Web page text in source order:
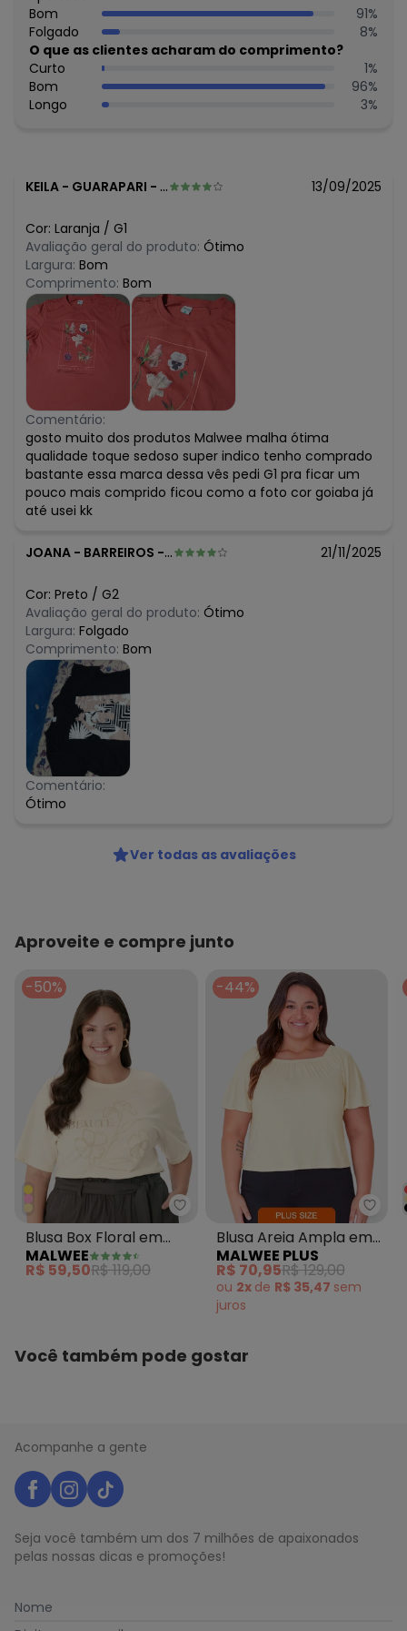
maio/2026 N/D*
abril/2026 N/D*
março/2026
fevereiro/2026 N/D*
Bom
91%
Folgado
8%
O que as clientes acharam do comprimento?
Curto
1%
Bom
96%
Longo
3%
KEILA - GUARAPARI - ES 13/09/2025
Cor: Laranja / G1
Avaliação geral do produto: Ótimo
Largura: Bom
Comprimento: Bom
Comentário:
gosto muito dos produtos Malwee malha ótima
qualidade toque sedoso super indico tenho comprado
bastante essa marca dessa vês pedi G1 pra ficar um
pouco mais comprido ficou como a foto cor goiaba já
até usei kk
JOANA - BARREIROS - PE 21/11/2025
Cor: Preto / G2
Avaliação geral do produto: Ótimo
Largura: Folgado
Comprimento: Bom
Comentário:
Ótimo
Ver todas as avaliações
Aproveite e compre junto
-50%
Malwee - Blusa Box Floral em
Blusa Box Floral em
Puff PlusOff White
MALWEE
R$ 59,50R$ 119,00
-44%
Blusa Areia Ampla em
Viscolinho
MALWEE PLUS
R$ 70,95R$ 129,00
ou 2x de R$ 35,47 sem
juros
Você também pode gostar
Acompanhe a gente
Seja você também um dos 7 milhões de apaixonados
pelas nossas dicas e promoções!
Nome